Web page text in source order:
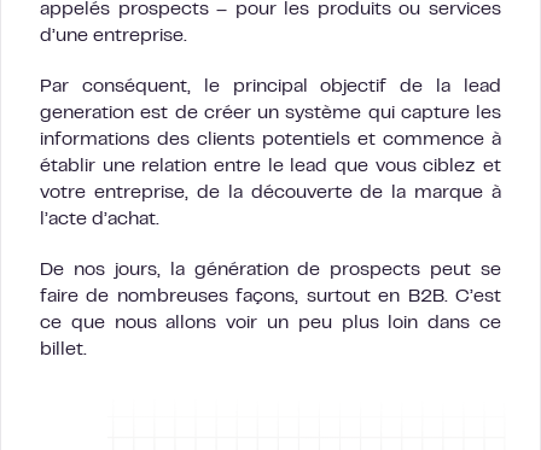
appelés prospects – pour les produits ou services
d’une entreprise.
Par conséquent, le principal objectif de la lead
generation est de créer un système qui capture les
informations des clients potentiels et commence à
établir une relation entre le lead que vous ciblez et
votre entreprise, de la découverte de la marque à
l’acte d’achat.
De nos jours, la génération de prospects peut se
faire de nombreuses façons, surtout en B2B. C’est
ce que nous allons voir un peu plus loin dans ce
billet.